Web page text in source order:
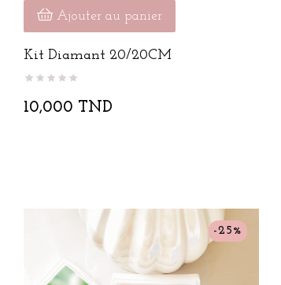
Ajouter au panier
Kit Diamant 20/20CM
10,000 TND
-25%